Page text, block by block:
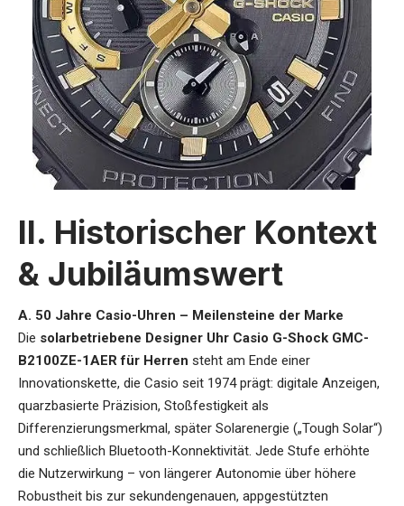
II. Historischer Kontext
& Jubiläumswert
A. 50 Jahre Casio-Uhren – Meilensteine der Marke
Die solarbetriebene Designer Uhr Casio G-Shock GMC-
B2100ZE-1AER für Herren steht am Ende einer
Innovationskette, die Casio seit 1974 prägt: digitale Anzeigen,
quarzbasierte Präzision, Stoßfestigkeit als
Differenzierungsmerkmal, später Solarenergie („Tough Solar“)
und schließlich Bluetooth-Konnektivität. Jede Stufe erhöhte
die Nutzerwirkung – von längerer Autonomie über höhere
Robustheit bis zur sekundengenauen, appgestützten